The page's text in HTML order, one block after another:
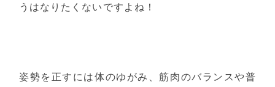
うはなりたくないですよね！
姿勢を正すには体のゆがみ、筋肉のバランスや普